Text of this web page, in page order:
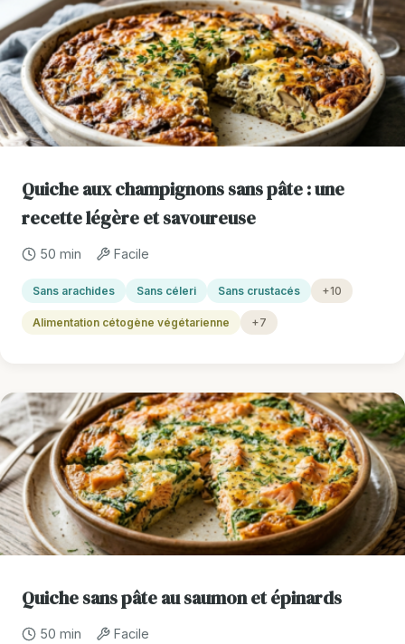
Quiche aux champignons sans pâte : une
recette légère et savoureuse
50 min Facile
Sans arachides Sans céleri Sans crustacés +10
Alimentation cétogène végétarienne +7
Quiche sans pâte au saumon et épinards
50 min Facile